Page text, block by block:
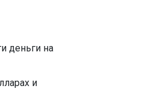
деньги на
и